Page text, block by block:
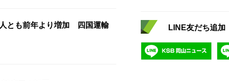
とも前年より増加 四国運輸
LINE友だち追加